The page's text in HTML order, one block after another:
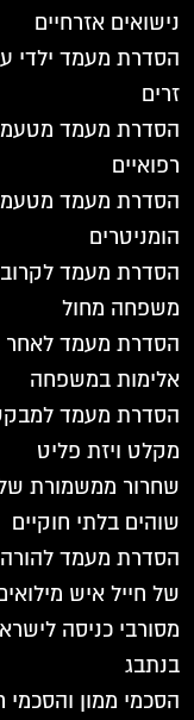
נישואים אזרחיים
הסדרת מעמד ילדי
זרים
הסדרת מעמד
רפואיים
הסדרת מעמד
הומניטרים
הסדרת מעמד
משפחה מחול
הסדרת מעמד לאחר
אלימות במשפחה
הסדרת מעמד
מקלט ויזת פליט
שחרור ממשמורת
שוהים בלתי חוקיים
הסדרת מעמד
של חייל איש מילואים
מסורבי כניסה
בנתבג
הסכמי ממון והסכמי